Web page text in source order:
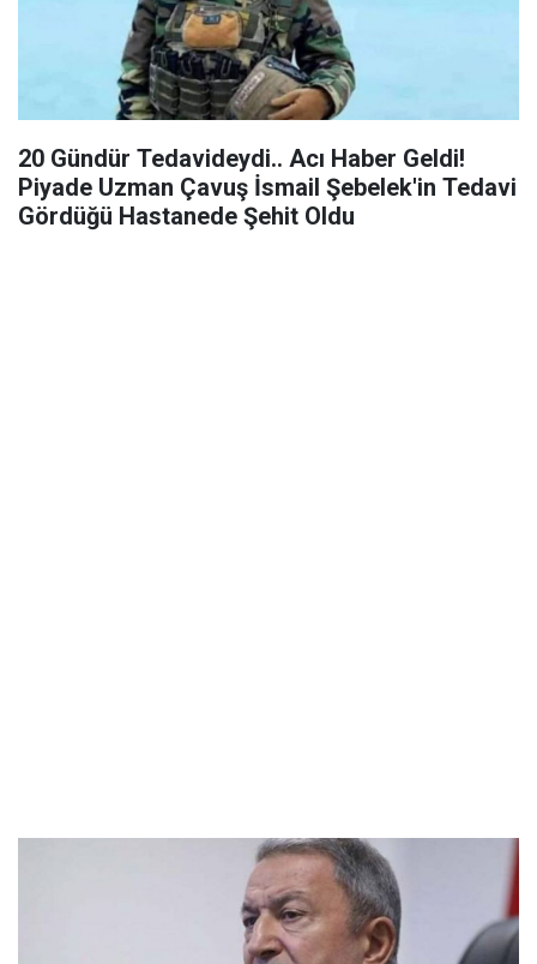
20 Gündür Tedavideydi.. Acı Haber Geldi!
Piyade Uzman Çavuş İsmail Şebelek'in Tedavi
Gördüğü Hastanede Şehit Oldu